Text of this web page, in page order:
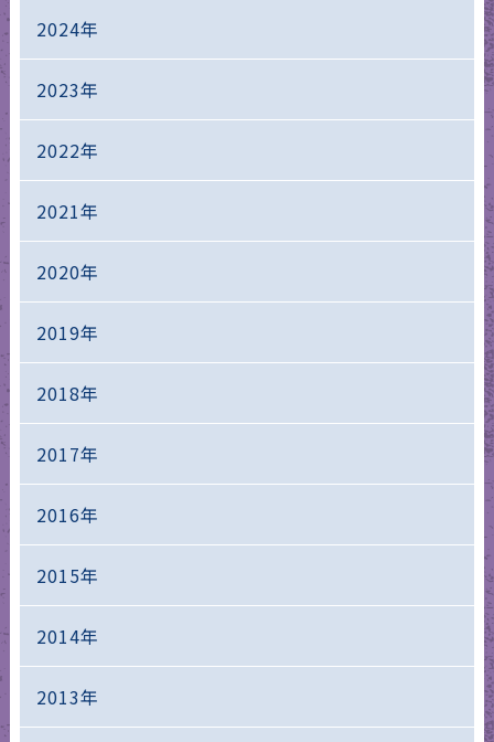
2024年
2023年
2022年
2021年
2020年
2019年
2018年
2017年
2016年
2015年
2014年
2013年